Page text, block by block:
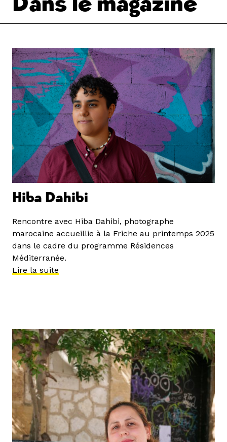
Hiba Dahibi
Rencontre avec Hiba Dahibi, photographe
marocaine accueillie à la Friche au printemps 2025
dans le cadre du programme Résidences
Méditerranée.
Lire la suite